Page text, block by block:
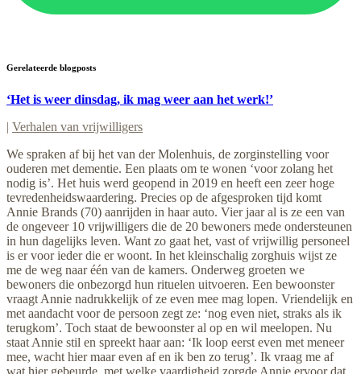
Gerelateerde blogposts
‘Het is weer dinsdag, ik mag weer aan het werk!’
| Verhalen van vrijwilligers
We spraken af bij het van der Molenhuis, de zorginstelling voor
ouderen met dementie. Een plaats om te wonen ‘voor zolang het
nodig is’. Het huis werd geopend in 2019 en heeft een zeer hoge
tevredenheidswaardering. Precies op de afgesproken tijd komt
Annie Brands (70) aanrijden in haar auto. Vier jaar al is ze een van
de ongeveer 10 vrijwilligers die de 20 bewoners mede ondersteunen
in hun dagelijks leven. Want zo gaat het, vast of vrijwillig personeel
is er voor ieder die er woont. In het kleinschalig zorghuis wijst ze
me de weg naar één van de kamers. Onderweg groeten we
bewoners die onbezorgd hun rituelen uitvoeren. Een bewoonster
vraagt Annie nadrukkelijk of ze even mee mag lopen. Vriendelijk en
met aandacht voor de persoon zegt ze: ‘nog even niet, straks als ik
terugkom’. Toch staat de bewoonster al op en wil meelopen. Nu
staat Annie stil en spreekt haar aan: ‘Ik loop eerst even met meneer
mee, wacht hier maar even af en ik ben zo terug’. Ik vraag me af
wat hier gebeurde, met welke vaardigheid zorgde Annie ervoor dat